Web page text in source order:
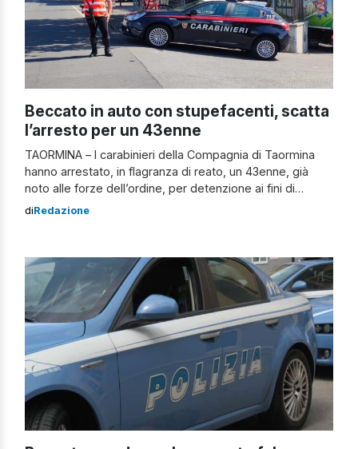
Beccato in auto con stupefacenti, scatta
l’arresto per un 43enne
TAORMINA – I carabinieri della Compagnia di Taormina
hanno arrestato, in flagranza di reato, un 43enne, già
noto alle forze dell’ordine, per detenzione ai fini di
spaccio di sostanze stupefacenti. Durante un servizio di
con a bordo due soggetti di sesso maschile […]
diRedazione